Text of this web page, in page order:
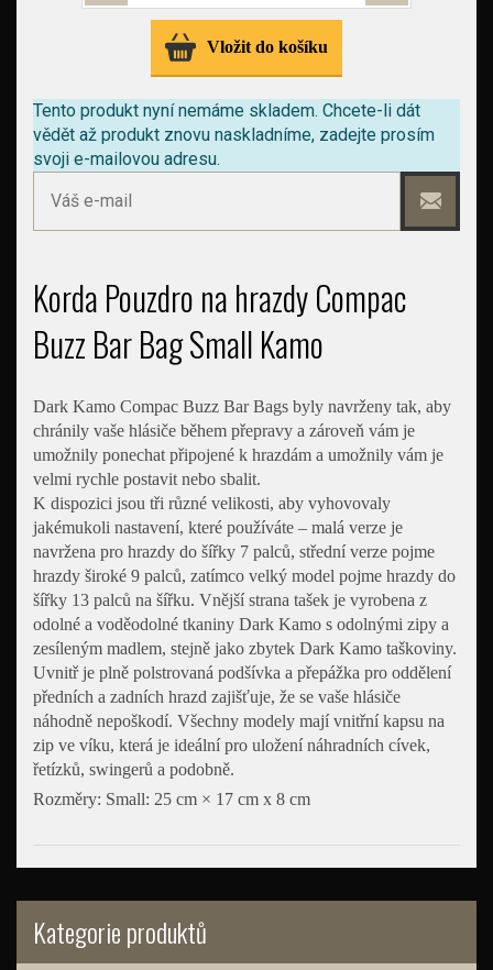
Kategorie produktů
Vložit do košíku
Tento produkt nyní nemáme skladem. Chcete-li dát
vědět až produkt znovu naskladníme, zadejte prosím
svoji e-mailovou adresu.
Korda Pouzdro na hrazdy Compac
Buzz Bar Bag Small Kamo
Dark Kamo Compac Buzz Bar Bags byly navrženy tak, aby
chránily vaše hlásiče během přepravy a zároveň vám je
umožnily ponechat připojené k hrazdám a umožnily vám je
velmi rychle postavit nebo sbalit.
K dispozici jsou tři různé velikosti, aby vyhovovaly
jakémukoli nastavení, které používáte – malá verze je
navržena pro hrazdy do šířky 7 palců, střední verze pojme
hrazdy široké 9 palců, zatímco velký model pojme hrazdy do
šířky 13 palců na šířku. Vnější strana tašek je vyrobena z
odolné a voděodolné tkaniny Dark Kamo s odolnými zipy a
zesíleným madlem, stejně jako zbytek Dark Kamo taškoviny.
Uvnitř je plně polstrovaná podšívka a přepážka pro oddělení
předních a zadních hrazd zajišťuje, že se vaše hlásiče
náhodně nepoškodí. Všechny modely mají vnitřní kapsu na
zip ve víku, která je ideální pro uložení náhradních cívek,
řetízků, swingerů a podobně.
Rozměry: Small: 25 cm × 17 cm x 8 cm